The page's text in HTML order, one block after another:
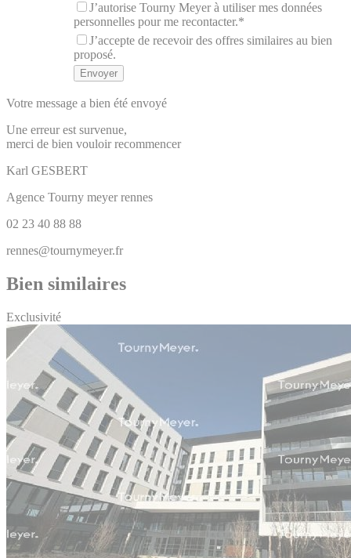
J’autorise Tourny Meyer à utiliser mes données
personnelles pour me recontacter.*
J’accepte de recevoir des offres similaires au bien
proposé.
Votre message a bien été envoyé
Une erreur est survenue,
merci de bien vouloir recommencer
Karl GESBERT
Agence Tourny meyer rennes
02 23 40 88 88
rennes@tournymeyer.fr
Bien similaires
Exclusivité